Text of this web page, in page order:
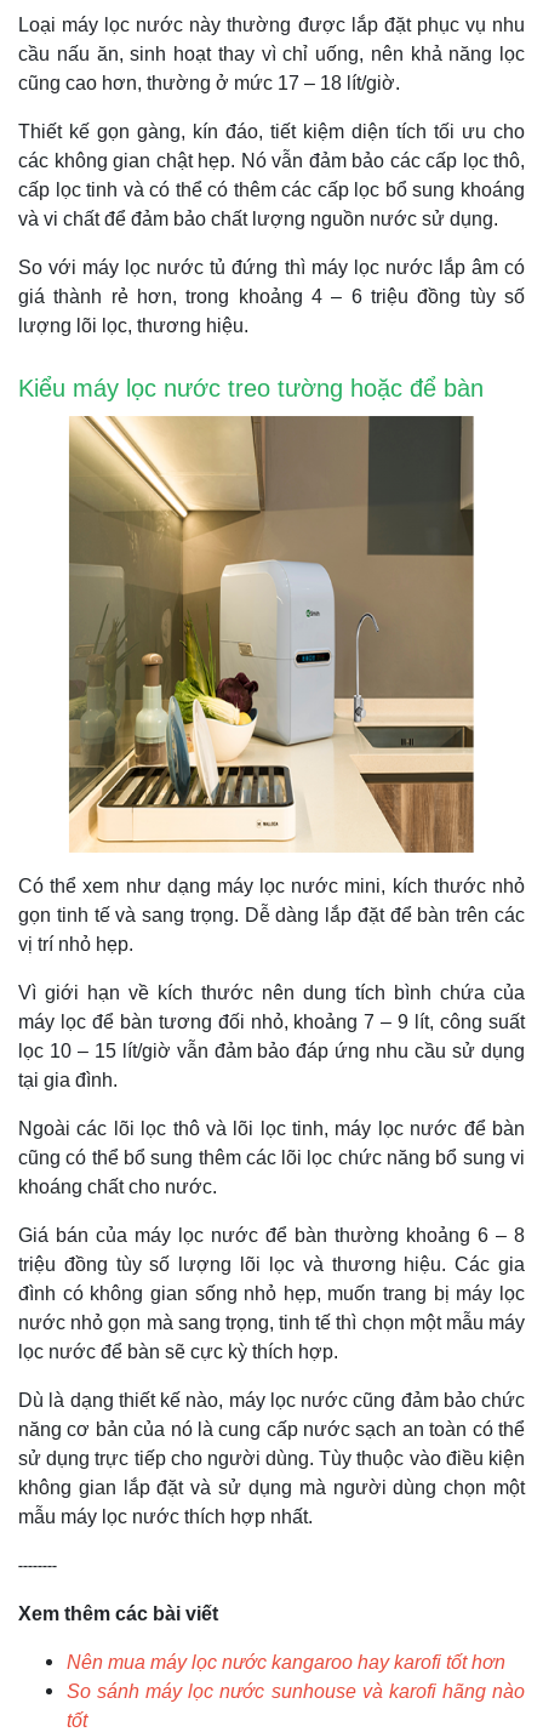
Loại máy lọc nước này thường được lắp đặt phục vụ nhu
cầu nấu ăn, sinh hoạt thay vì chỉ uống, nên khả năng lọc
cũng cao hơn, thường ở mức 17 – 18 lít/giờ.
Thiết kế gọn gàng, kín đáo, tiết kiệm diện tích tối ưu cho
các không gian chật hẹp. Nó vẫn đảm bảo các cấp lọc thô,
cấp lọc tinh và có thể có thêm các cấp lọc bổ sung khoáng
và vi chất để đảm bảo chất lượng nguồn nước sử dụng.
So với máy lọc nước tủ đứng thì máy lọc nước lắp âm có
giá thành rẻ hơn, trong khoảng 4 – 6 triệu đồng tùy số
lượng lõi lọc, thương hiệu.
Kiểu máy lọc nước treo tường hoặc để bàn
Có thể xem như dạng máy lọc nước mini, kích thước nhỏ
gọn tinh tế và sang trọng. Dễ dàng lắp đặt để bàn trên các
vị trí nhỏ hẹp.
Vì giới hạn về kích thước nên dung tích bình chứa của
máy lọc để bàn tương đối nhỏ, khoảng 7 – 9 lít, công suất
lọc 10 – 15 lít/giờ vẫn đảm bảo đáp ứng nhu cầu sử dụng
tại gia đình.
Ngoài các lõi lọc thô và lõi lọc tinh, máy lọc nước để bàn
cũng có thể bổ sung thêm các lõi lọc chức năng bổ sung vi
khoáng chất cho nước.
Giá bán của máy lọc nước để bàn thường khoảng 6 – 8
triệu đồng tùy số lượng lõi lọc và thương hiệu. Các gia
đình có không gian sống nhỏ hẹp, muốn trang bị máy lọc
nước nhỏ gọn mà sang trọng, tinh tế thì chọn một mẫu máy
lọc nước để bàn sẽ cực kỳ thích hợp.
Dù là dạng thiết kế nào, máy lọc nước cũng đảm bảo chức
năng cơ bản của nó là cung cấp nước sạch an toàn có thể
sử dụng trực tiếp cho người dùng. Tùy thuộc vào điều kiện
không gian lắp đặt và sử dụng mà người dùng chọn một
mẫu máy lọc nước thích hợp nhất.
--------
Xem thêm các bài viết
Nên mua máy lọc nước kangaroo hay karofi tốt hơn
So sánh máy lọc nước sunhouse và karofi hãng nào
tốt